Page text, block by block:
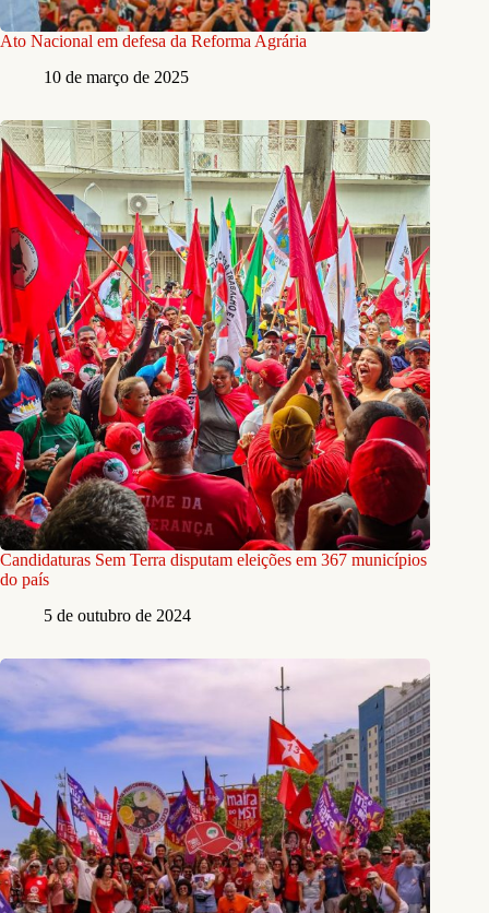
Ato Nacional em defesa da Reforma Agrária
10 de março de 2025
Candidaturas Sem Terra disputam eleições em 367 municípios
do país
5 de outubro de 2024